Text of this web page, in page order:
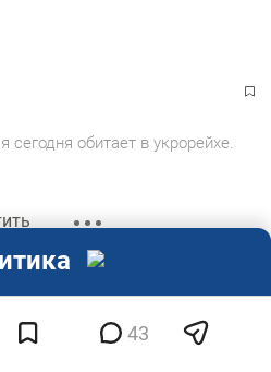
обитает в укрорейхе.
Смотря какие ранения.
43